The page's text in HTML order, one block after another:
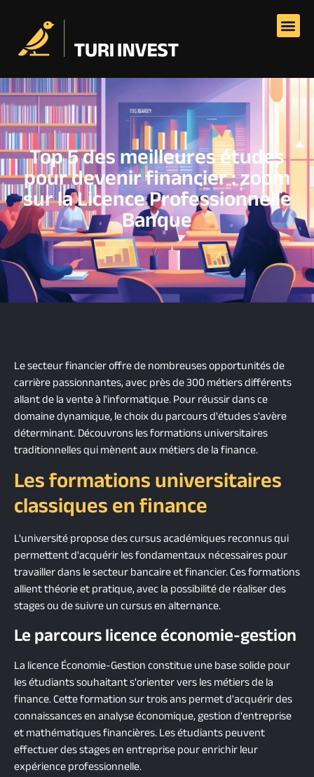
Top 5 des meilleures études
pour devenir financier : zoom
sur la Licence Professionnelle
Banque
Le secteur financier offre de nombreuses opportunités de
carrière passionnantes, avec près de 300 métiers différents
allant de la vente à l'informatique. Pour réussir dans ce
domaine dynamique, le choix du parcours d'études s'avère
déterminant. Découvrons les formations universitaires
traditionnelles qui mènent aux métiers de la finance.
Les formations universitaires
classiques en finance
L'université propose des cursus académiques reconnus qui
permettent d'acquérir les fondamentaux nécessaires pour
travailler dans le secteur bancaire et financier. Ces formations
allient théorie et pratique, avec la possibilité de réaliser des
stages ou de suivre un cursus en alternance.
Le parcours licence économie-gestion
La licence Économie-Gestion constitue une base solide pour
les étudiants souhaitant s'orienter vers les métiers de la
finance. Cette formation sur trois ans permet d'acquérir des
connaissances en analyse économique, gestion d'entreprise
et mathématiques financières. Les étudiants peuvent
effectuer des stages en entreprise pour enrichir leur
expérience professionnelle.